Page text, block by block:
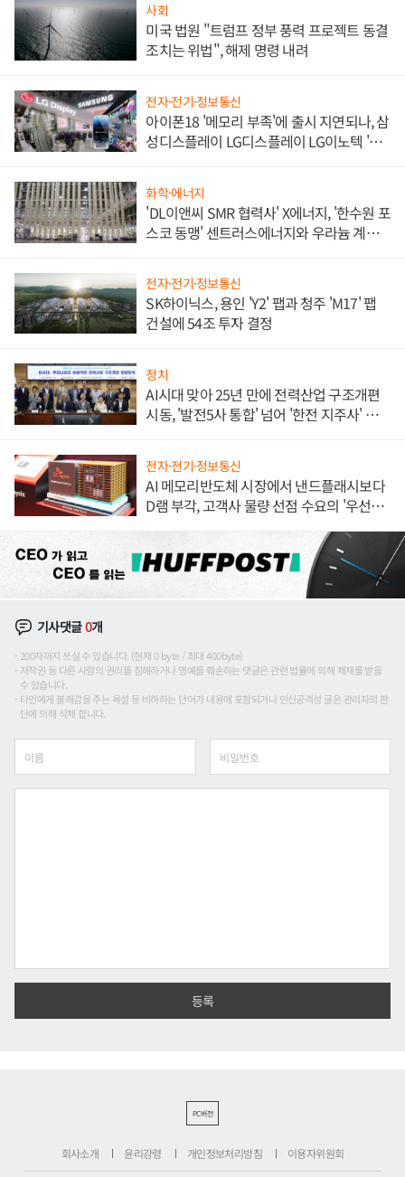
사회
미국 법원 "트럼프 정부 풍력 프로젝트 동결
조치는 위법", 해제 명령 내려
전자·전기·정보통신
아이폰18 '메모리 부족'에 출시 지연되나, 삼
성디스플레이 LG디스플레이 LG이노텍 '탈
화학·에너지
'DL이앤씨 SMR 협력사' X에너지, '한수원 포
스코 동맹' 센트러스에너지와 우라늄 계약
전자·전기·정보통신
SK하이닉스, 용인 'Y2' 팹과 청주 'M17' 팹
건설에 54조 투자 결정
정치
AI시대 맞아 25년 만에 전력산업 구조개편
시동, '발전5사 통합' 넘어 '한전 지주사' 재편
전자·전기·정보통신
AI 메모리반도체 시장에서 낸드플래시보다
D램 부각, 고객사 물량 선점 수요의 '우선순
기사댓글0개
200자까지 쓰실 수 있습니다. (현재 0 byte / 최대 400byte)
저작권 등 다른 사람의 권리를 침해하거나 명예를 훼손하는 댓글은 관련 법률에 의해 제재를 받을
수 있습니다.
타인에게 불쾌감을 주는 욕설 등 비하하는 단어가 내용에 포함되거나 인신공격성 글은 관리자의 판
단에 의해 삭제 합니다.
PC버전
회사소개 윤리강령 개인정보처리방침 이용자위원회